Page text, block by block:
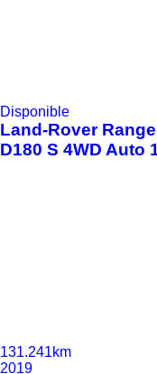
Disponible
Land-Rover
D180 S 4WD Auto
131.241km
2019